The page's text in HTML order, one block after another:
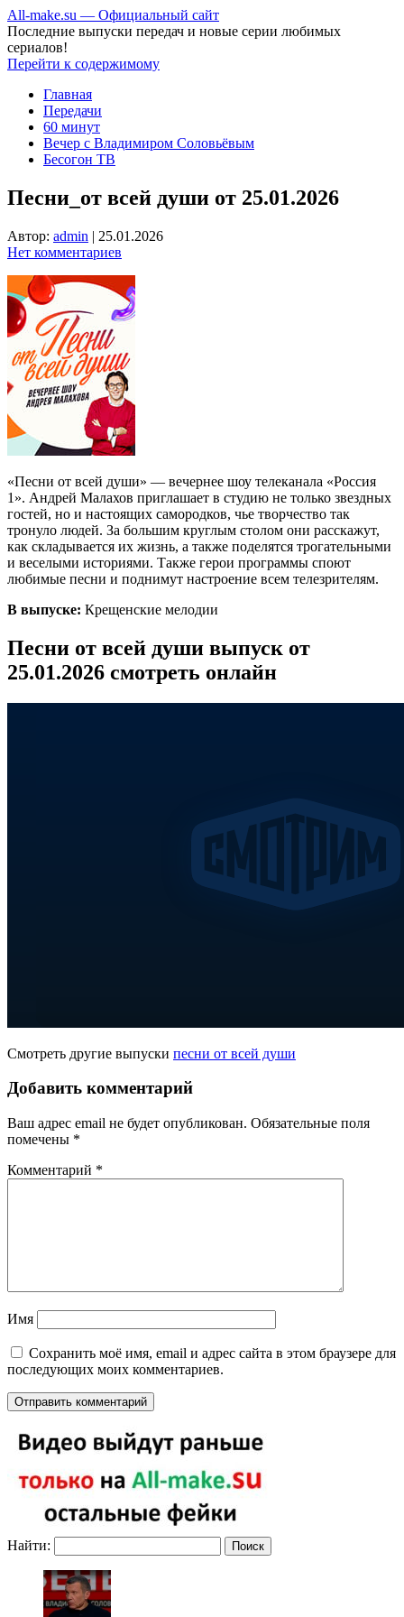
All-make.su — Официальный сайт
Последние выпуски передач и новые серии любимых
сериалов!
Перейти к содержимому
Главная
Передачи
60 минут
Вечер с Владимиром Соловьёвым
Бесогон ТВ
Песни_от всей души от 25.01.2026
Автор: admin | 25.01.2026
Нет комментариев
«Песни от всей души» — вечернее шоу телеканала «Россия
1». Андрей Малахов приглашает в студию не только звездных
гостей, но и настоящих самородков, чье творчество так
тронуло людей. За большим круглым столом они расскажут,
как складывается их жизнь, а также поделятся трогательными
и веселыми историями. Также герои программы споют
любимые песни и поднимут настроение всем телезрителям.
В выпуске: Крещенские мелодии
Песни от всей души выпуск от
25.01.2026 смотреть онлайн
Смотреть другие выпуски песни от всей души
Добавить комментарий
Ваш адрес email не будет опубликован. Обязательные поля
помечены *
Комментарий *
Имя
Сохранить моё имя, email и адрес сайта в этом браузере для
последующих моих комментариев.
Найти: